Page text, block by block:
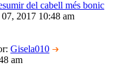
del cabell més bonic
2017 10:48 am
Gisela010
am